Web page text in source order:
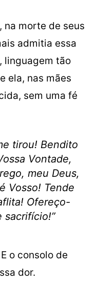
na morte de seus
admitia essa
linguagem tão
ela, nas mães
sem uma fé
tirou! Bendito
Vontade,
meu Deus,
Vosso! Tende
Ofereço-
sacrifício!”
o consolo de
dor.